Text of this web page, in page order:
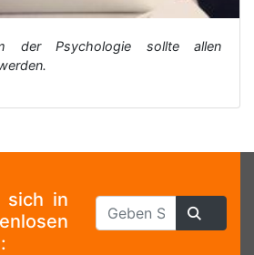
der Psychologie sollte allen
sich in